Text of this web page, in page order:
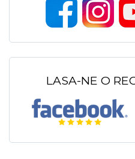
LASA-NE O